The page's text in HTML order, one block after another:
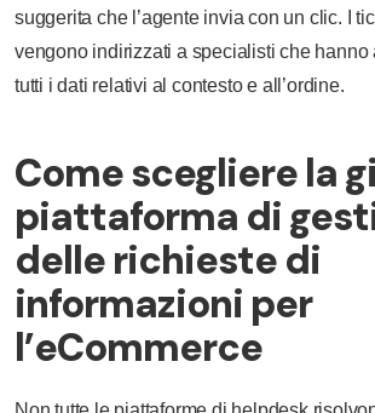
suggerita che l’agente invia con un clic. I
vengono indirizzati a specialisti che hanno
tutti i dati relativi al contesto e all’ordine.
Come scegliere la
piattaforma di
delle richieste di
informazioni per
l’eCommerce